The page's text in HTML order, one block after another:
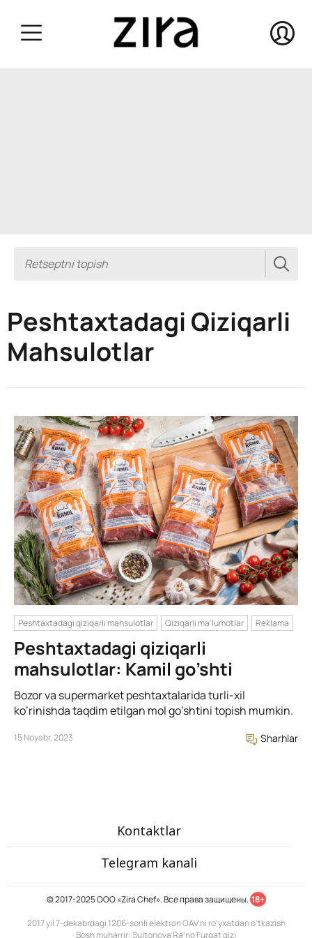
Peshtaxtadagi Qiziqarli
Mahsulotlar
Peshtaxtadagi qiziqarli mahsulotlar Qiziqarli ma'lumotlar Reklama
Peshtaxtadagi qiziqarli
mahsulotlar: Kamil go’shti
Bozor va supermarket peshtaxtalarida turli-xil
ko’rinishda taqdim etilgan mol go’shtini topish mumkin.
15 Noyabr, 2023 Sharhlar
Kontaktlar
Telegram kanali
© 2017-2025 ООО «Zira Chef». Все права защищены. 18+
2017 yil 7-dekabrdagi 1206-sonli elektron OAV ni ro'yxatdan o'tkazish
Bosh muharrir: Sultonova Ra’no Furqat qizi